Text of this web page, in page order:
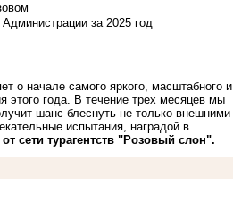
за 2025 год
о начале самого яркого, масштабного и
этого года. В течение трех месяцев мы
шанс блеснуть не только внешними
испытания, наградой в
сети турагентств "Розовый слон".